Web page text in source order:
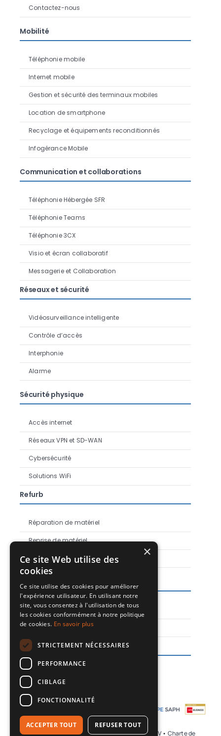
Contactez-nous
Mobilité
Téléphonie mobile
Internet mobile
Gestion et sécurité des terminaux mobiles
Location de smartphone
Recyclage et équipements reconditionnés
Infogérance Mobile
Communication et collaborations
Téléphonie Hébergée SFR
Téléphonie Teams
Téléphonie 3CX
Visio et écran collaboratif
Messagerie et Collaboration
Réseaux et sécurité
Vidéosurveillance intelligente
Contrôle d’accès
Interphonie
Alarme
Sécurité physique
Accès internet
Réseaux VPN et SD-WAN
Cybersécurité
Solutions WiFi
Refurb
Réparation de matériel
Reprise de matériel
E-commerce
Guide d’utilisation IdeaHub
Guide d’utilisation eSIM
Nous suivre
© 2026Groupe SAPH •Mentions légales et C.G.V• Charte de
Centre de
×
Ce site Web utilise des
cookies
Ce site utilise des cookies pour améliorer
l'expérience utilisateur. En utilisant notre
site, vous consentez à l'utilisation de tous
les cookies conformément à notre politique
de cookies. En savoir plus
STRICTEMENT NÉCESSAIRES
PERFORMANCE
CIBLAGE
FONCTIONNALITÉ
ACCEPTER TOUT REFUSER TOUT